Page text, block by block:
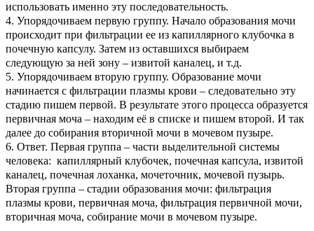
использовать именно эту последовательность.
4. Упорядочиваем первую группу. Начало образования мочи
происходит при фильтрации ее из капиллярного клубочка в
почечную капсулу. Затем из оставшихся выбираем
следующую за ней зону – извитой каналец, и т.д.
5. Упорядочиваем вторую группу. Образование мочи
начинается с фильтрации плазмы крови – следовательно эту
стадию пишем первой. В результате этого процесса образуется
первичная моча – находим её в списке и пишем второй. И так
далее до собирания вторичной мочи в мочевом пузыре.
6. Ответ. Первая группа – части выделительной системы
человека: капиллярный клубочек, почечная капсула, извитой
каналец, почечная лоханка, мочеточник, мочевой пузырь.
Вторая группа – стадии образования мочи: фильтрация
плазмы крови, первичная моча, фильтрация первичной мочи,
вторичная моча, собирание мочи в мочевом пузыре.